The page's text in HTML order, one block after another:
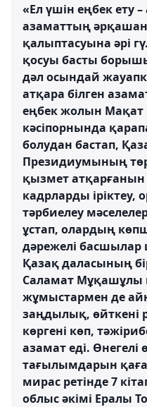
«Ел үшін еңбек ету –
азаматтың әрқашан
қалыптасуына әрі
қосуы басты
дәл осындай
атқара білген
еңбек жолын Мақат
кәсіпорнында
болудан бастап,
Президиумының
қызмет атқарғанын
кадрларды іріктеу,
тәрбиелеу
ұстап, олардың
дәрежелі
Қазақ даласының
Саламат
жұмыстармен де
заңдылық, өйткені
көргені көп,
азамат еді.
тағылымдарын
мирас ретінде 7
облыс әкімі Ералы